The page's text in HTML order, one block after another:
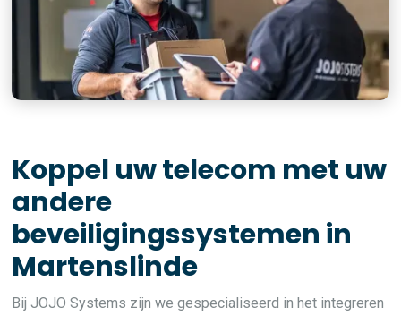
Koppel uw telecom met uw
andere
beveiligingssystemen in
Martenslinde
Bij JOJO Systems zijn we gespecialiseerd in het integreren